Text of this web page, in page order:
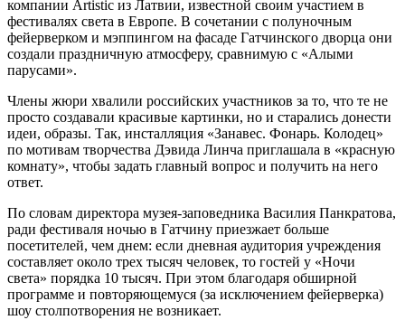
компании Artistic из Латвии, известной своим участием в
фестивалях света в Европе. В сочетании с полуночным
фейерверком и мэппингом на фасаде Гатчинского дворца они
создали праздничную атмосферу, сравнимую с «Алыми
парусами».
Члены жюри хвалили российских участников за то, что те не
просто создавали красивые картинки, но и старались донести
идеи, образы. Так, инсталляция «Занавес. Фонарь. Колодец»
по мотивам творчества Дэвида Линча приглашала в «красную
комнату», чтобы задать главный вопрос и получить на него
ответ.
По словам директора музея-заповедника Василия Панкратова,
ради фестиваля ночью в Гатчину приезжает больше
посетителей, чем днем: если дневная аудитория учреждения
составляет около трех тысяч человек, то гостей у «Ночи
света» порядка 10 тысяч. При этом благодаря обширной
программе и повторяющемуся (за исключением фейерверка)
шоу столпотворения не возникает.